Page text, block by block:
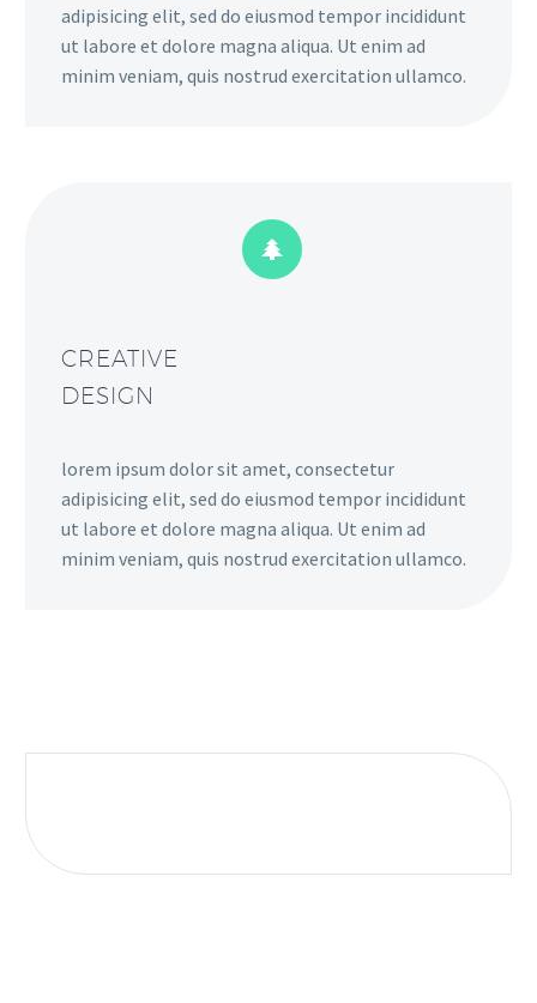
adipisicing elit, sed do eiusmod tempor incididunt
ut labore et dolore magna aliqua. Ut enim ad
minim veniam, quis nostrud exercitation ullamco.


CREATIVE
DESIGN
lorem ipsum dolor sit amet, consectetur
adipisicing elit, sed do eiusmod tempor incididunt
ut labore et dolore magna aliqua. Ut enim ad
minim veniam, quis nostrud exercitation ullamco.